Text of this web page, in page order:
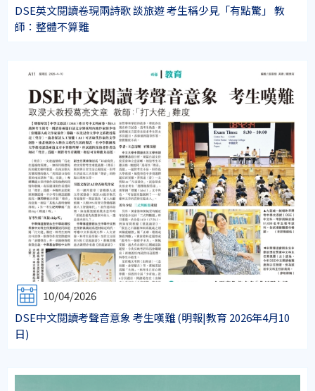
DSE英文閱讀卷現兩詩歌 談旅遊 考生稱少見「有點驚」 教
師：整體不算難
10/04/2026
DSE中文閱讀考聲音意象 考生嘆難 (明報|教育 2026年4月10
日)